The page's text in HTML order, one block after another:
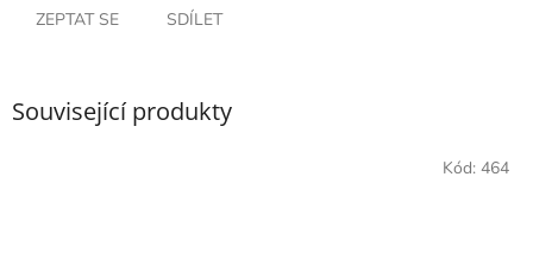
ZEPTAT SE SDÍLET
Související produkty
Kód: 464